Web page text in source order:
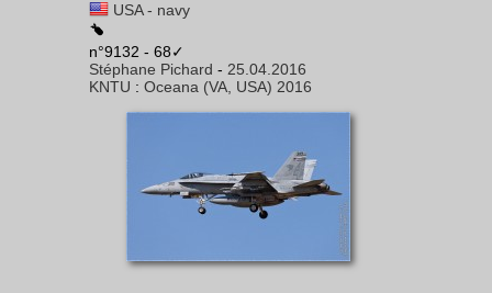
USA - navy
n°9132 - 68✓
Stéphane Pichard - 25.04.2016
KNTU : Oceana (VA, USA) 2016